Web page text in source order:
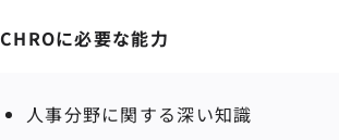
CHROに必要な能力
人事分野に関する深い知識